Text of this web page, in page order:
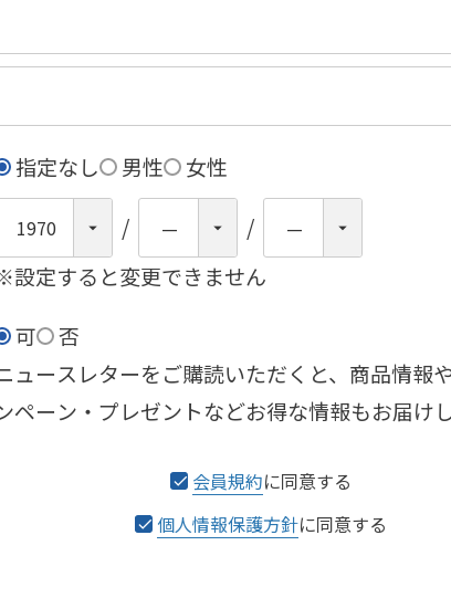
指定なし 男性
女性
設定すると変更できません
可
否
ュースレターをご購読いただくと、商品情報
ペーン・プレゼントなどお得な情報もお届けし
会員規約に同意する
個人情報保護方針に同意する